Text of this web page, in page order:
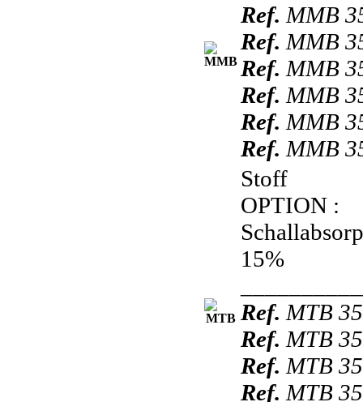
Ref. MMB
Ref. MMB
Ref. MMB
Ref. MMB
Ref. MMB
Ref. MMB
Stoff
OPTION :
15%
Ref. MTB
Ref. MTB
Ref. MTB
Ref. MTB